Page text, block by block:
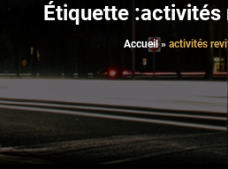
Étiquette :activités
Accueil» activités